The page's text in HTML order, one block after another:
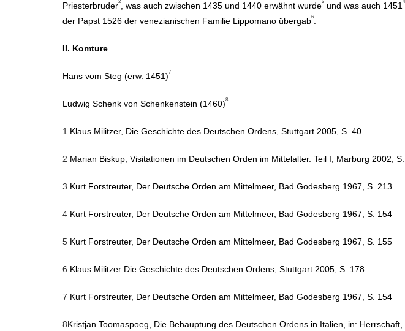
Priesterbruder2 , was auch zwischen 1435 und 1440 erwähnt wurde3 und was auch 1451 4
der Papst 1526 der venezianischen Familie Lippomano übergab6
II. Komture
Hans vom Steg (erw. 1451)7
Ludwig Schenk von Schenkenstein (1460)8
1 Klaus Militzer, Die Geschichte des Deutschen Ordens, Stuttgart 2005, S. 40
2 Marian Biskup, Visitationen im Deutschen Orden im Mittelalter. Teil I, Marburg 2002,
3 Kurt Forstreuter, Der Deutsche Orden am Mittelmeer, Bad Godesberg 1967, S. 213
4 Kurt Forstreuter, Der Deutsche Orden am Mittelmeer, Bad Godesberg 1967, S. 154
5 Kurt Forstreuter, Der Deutsche Orden am Mittelmeer, Bad Godesberg 1967, S. 155
6 Klaus Militzer Die Geschichte des Deutschen Ordens, Stuttgart 2005, S. 178
7 Kurt Forstreuter, Der Deutsche Orden am Mittelmeer, Bad Godesberg 1967, S. 154
8Kristjan Toomaspoeg, Die Behauptung des Deutschen Ordens in Italien, in: